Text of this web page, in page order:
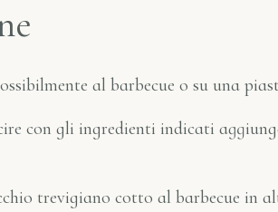
al barbecue o su una
con gli ingredienti indicati
trevigiano cotto al barbecue in